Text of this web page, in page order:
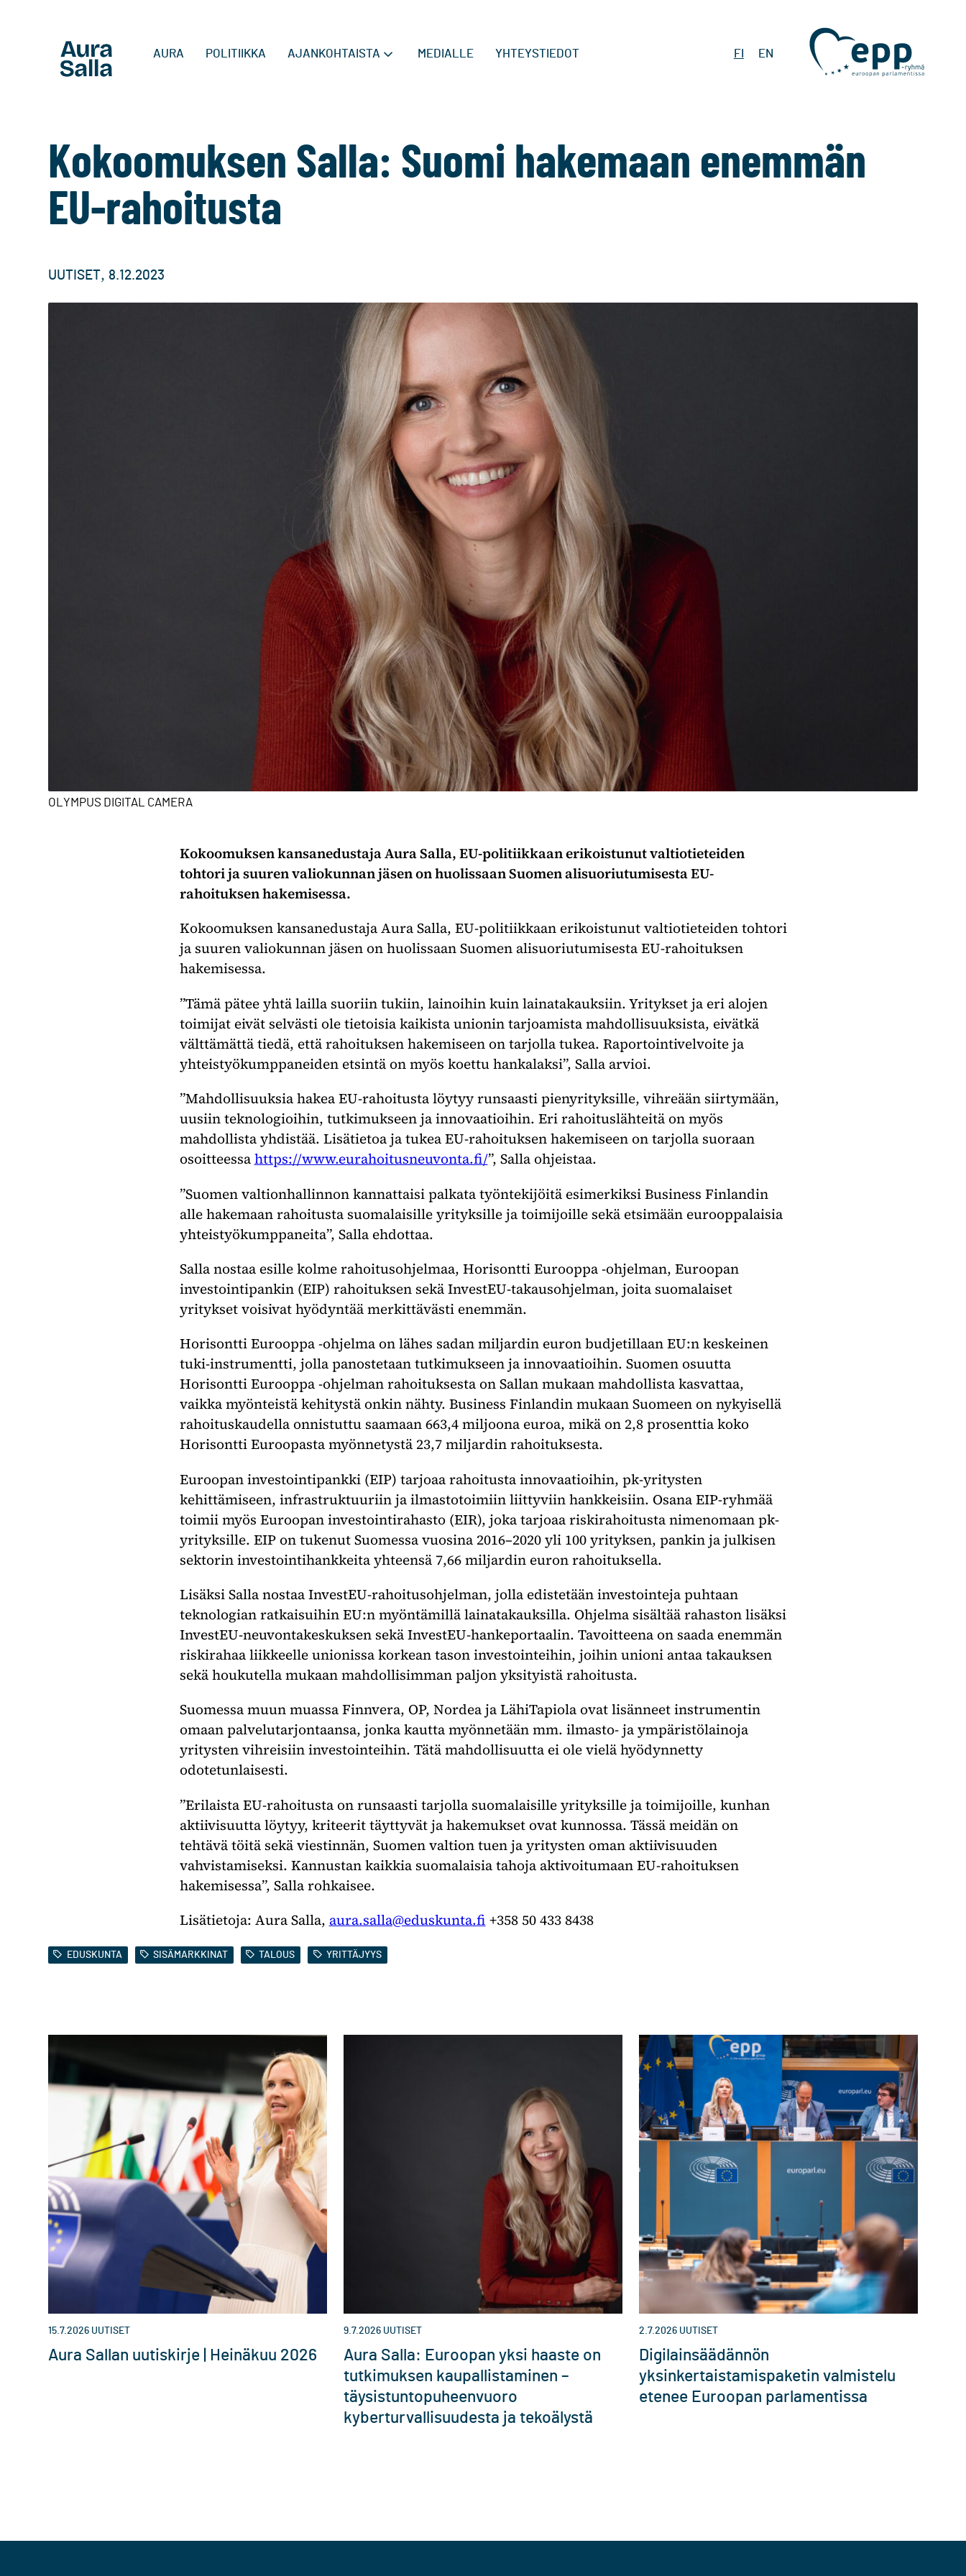
AURA POLITIIKKA AJANKOHTAISTA MEDIALLE YHTEYSTIEDOT FI EN
Kokoomuksen Salla: Suomi hakemaan enemmän
EU-rahoitusta
UUTISET , 8.12.2023
OLYMPUS DIGITAL CAMERA
Kokoomuksen kansanedustaja Aura Salla, EU-politiikkaan erikoistunut valtiotieteiden
tohtori ja suuren valiokunnan jäsen on huolissaan Suomen alisuoriutumisesta EU-
rahoituksen hakemisessa.
Kokoomuksen kansanedustaja Aura Salla, EU-politiikkaan erikoistunut valtiotieteiden tohtori
ja suuren valiokunnan jäsen on huolissaan Suomen alisuoriutumisesta EU-rahoituksen
hakemisessa.
”Tämä pätee yhtä lailla suoriin tukiin, lainoihin kuin lainatakauksiin. Yritykset ja eri alojen
toimijat eivät selvästi ole tietoisia kaikista unionin tarjoamista mahdollisuuksista, eivätkä
välttämättä tiedä, että rahoituksen hakemiseen on tarjolla tukea. Raportointivelvoite ja
yhteistyökumppaneiden etsintä on myös koettu hankalaksi”, Salla arvioi.
”Mahdollisuuksia hakea EU-rahoitusta löytyy runsaasti pienyrityksille, vihreään siirtymään,
uusiin teknologioihin, tutkimukseen ja innovaatioihin. Eri rahoituslähteitä on myös
mahdollista yhdistää. Lisätietoa ja tukea EU-rahoituksen hakemiseen on tarjolla suoraan
osoitteessahttps://www.eurahoitusneuvonta.fi/”, Salla ohjeistaa.
”Suomen valtionhallinnon kannattaisi palkata työntekijöitä esimerkiksi Business Finlandin
alle hakemaan rahoitusta suomalaisille yrityksille ja toimijoille sekä etsimään eurooppalaisia
yhteistyökumppaneita”, Salla ehdottaa.
Salla nostaa esille kolme rahoitusohjelmaa, Horisontti Eurooppa -ohjelman, Euroopan
investointipankin (EIP) rahoituksen sekä InvestEU-takausohjelman, joita suomalaiset
yritykset voisivat hyödyntää merkittävästi enemmän.
Horisontti Eurooppa -ohjelma on lähes sadan miljardin euron budjetillaan EU:n keskeinen
tuki-instrumentti, jolla panostetaan tutkimukseen ja innovaatioihin. Suomen osuutta
Horisontti Eurooppa -ohjelman rahoituksesta on Sallan mukaan mahdollista kasvattaa,
vaikka myönteistä kehitystä onkin nähty. Business Finlandin mukaan Suomeen on nykyisellä
rahoituskaudella onnistuttu saamaan 663,4 miljoona euroa, mikä on 2,8 prosenttia koko
Horisontti Euroopasta myönnetystä 23,7 miljardin rahoituksesta.
Euroopan investointipankki (EIP) tarjoaa rahoitusta innovaatioihin, pk-yritysten
kehittämiseen, infrastruktuuriin ja ilmastotoimiin liittyviin hankkeisiin. Osana EIP-ryhmää
toimii myös Euroopan investointirahasto (EIR), joka tarjoaa riskirahoitusta nimenomaan pk-
yrityksille. EIP on tukenut Suomessa vuosina 2016–2020 yli 100 yrityksen, pankin ja julkisen
sektorin investointihankkeita yhteensä 7,66 miljardin euron rahoituksella.
Lisäksi Salla nostaa InvestEU-rahoitusohjelman, jolla edistetään investointeja puhtaan
teknologian ratkaisuihin EU:n myöntämillä lainatakauksilla. Ohjelma sisältää rahaston lisäksi
InvestEU-neuvontakeskuksen sekä InvestEU-hankeportaalin. Tavoitteena on saada enemmän
riskirahaa liikkeelle unionissa korkean tason investointeihin, joihin unioni antaa takauksen
sekä houkutella mukaan mahdollisimman paljon yksityistä rahoitusta.
Suomessa muun muassa Finnvera, OP, Nordea ja LähiTapiola ovat lisänneet instrumentin
omaan palvelutarjontaansa, jonka kautta myönnetään mm. ilmasto- ja ympäristölainoja
yritysten vihreisiin investointeihin. Tätä mahdollisuutta ei ole vielä hyödynnetty
odotetunlaisesti.
”Erilaista EU-rahoitusta on runsaasti tarjolla suomalaisille yrityksille ja toimijoille, kunhan
aktiivisuutta löytyy, kriteerit täyttyvät ja hakemukset ovat kunnossa. Tässä meidän on
tehtävä töitä sekä viestinnän, Suomen valtion tuen ja yritysten oman aktiivisuuden
vahvistamiseksi. Kannustan kaikkia suomalaisia tahoja aktivoitumaan EU-rahoituksen
hakemisessa”, Salla rohkaisee.
Lisätietoja: Aura Salla, aura.salla@eduskunta.fi +358 50 433 8438
EDUSKUNTA SISÄMARKKINAT TALOUS YRITTÄJYYS
15.7.2026 UUTISET
Aura Sallan uutiskirje | Heinäkuu 2026
9.7.2026 UUTISET
Aura Salla: Euroopan yksi haaste on
tutkimuksen kaupallistaminen –
täysistuntopuheenvuoro
kyberturvallisuudesta ja tekoälystä
2.7.2026 UUTISET
Digilainsäädännön
yksinkertaistamispaketin valmistelu
etenee Euroopan parlamentissa